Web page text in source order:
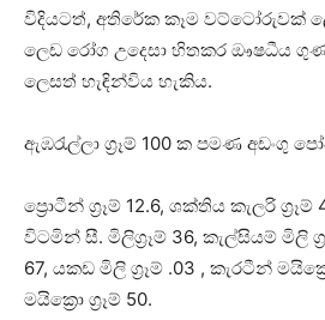
විදියටත්, අතිරේක කෑම වට්‌ටෝරුවක්‌
ලෙඩ රෝග උදෙසා හිතකර ඖෂධීය
ලෙසත් හැඳින්විය හැකිය.
ඇඹරැල්ලා ග්‍රෑම් 100 ක පමණ
ප්‍රොටීන් ග්‍රෑම් 12.6, ශක්‌තිය කැලරි ග්‍රෑම්
විටමින් සී. මිලිග්‍රෑම් 36, කැල්සියම් මිලි
67, යකඩ මිලි ග්‍රෑම් .03 , කැරටීන්
මයික්‍රො ග්‍රෑම් 50.